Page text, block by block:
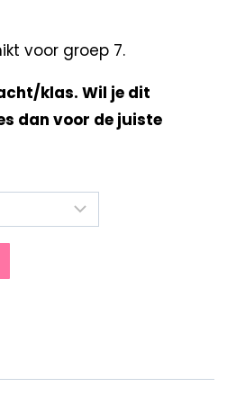
voor groep 7.
klas. Wil je dit
dan voor de juiste